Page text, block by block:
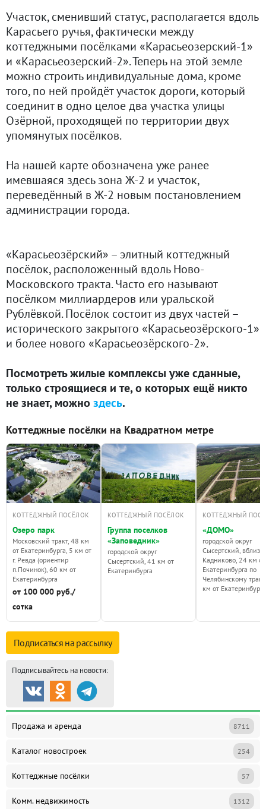
Участок, сменивший статус, располагается вдоль
Карасьего ручья, фактически между
коттеджными посёлками «Карасьеозерский-1»
и «Карасьеозерский-2». Теперь на этой земле
можно строить индивидуальные дома, кроме
того, по ней пройдёт участок дороги, который
соединит в одно целое два участка улицы
Озёрной, проходящей по территории двух
упомянутых посёлков.
На нашей карте обозначена уже ранее
имевшаяся здесь зона Ж-2 и участок,
переведённый в Ж-2 новым постановлением
администрации города.
«Карасьеозёрский» – элитный коттеджный
посёлок, расположенный вдоль Ново-
Московского тракта. Часто его называют
посёлком миллиардеров или уральской
Рублёвкой. Посёлок состоит из двух частей –
исторического закрытого «Карасьеозёрского-1»
и более нового «Карасьеозёрского-2».
Посмотреть жилые комплексы уже сданные,
только строящиеся и те, о которых ещё никто
не знает, можно здесь.
Коттеджные посёлки на Квадратном метре
КОТТЕДЖНЫЙ ПОСЁЛОК
Озеро парк
Московский тракт, 48 км
от Екатеринбурга, 5 км от
г. Ревда (ориентир
п.Починок), 60 км от
Екатеринбурга
от 100 000 руб./
сотка
КОТТЕДЖНЫЙ ПОСЁЛОК
Группа поселков
«Заповедник»
городской округ
Сысертский, 41 км от
Екатеринбурга
КОТТЕДЖНЫЙ
«ДОМО»
городской округ
Сысертский, вблизи
Кадниково, 24 км от
Екатеринбурга по
Челябинскому
км от Екатеринбурга
Подписаться на рассылку
Подписывайтесь на новости:
Продажа и аренда 8711
Каталог новостроек 254
Коттеджные посёлки 57
Комм. недвижимость 1312